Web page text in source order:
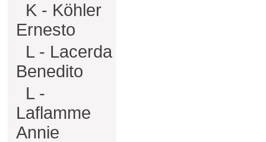
K - Köhler
Ernesto
L - Lacerda
Benedito
L -
Laflamme
Annie